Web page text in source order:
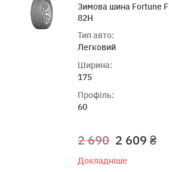
Зимова шина Fortune
82H
Тип авто:
Легковий
Ширина:
175
Профіль:
60
2 690 2 609 ₴
Докладніше